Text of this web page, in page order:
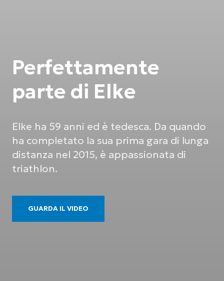
Perfettamente
parte di Elke
Elke ha 59 anni ed è tedesca. Da quando
ha completato la sua prima gara di lunga
distanza nel 2015, è appassionata di
triathlon.
GUARDA IL VIDEO